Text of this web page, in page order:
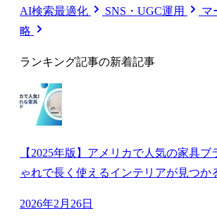
AI検索最適化 SNS・UGC運用
マ
略
ランキング記事の新着記事
【2025年版】アメリカで人気の家具ブ
ゃれで長く使えるインテリアが見つか
2026年2月26日